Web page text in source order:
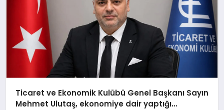
Ticaret ve Ekonomik Kulübü Genel Başkanı Sayın
Mehmet Ulutaş, ekonomiye dair yaptığı